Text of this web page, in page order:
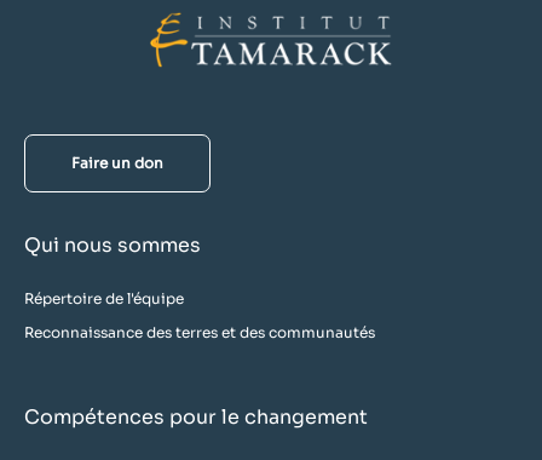
Faire un don
Qui nous sommes
Répertoire de l'équipe
Reconnaissance des terres et des communautés
Compétences pour le changement